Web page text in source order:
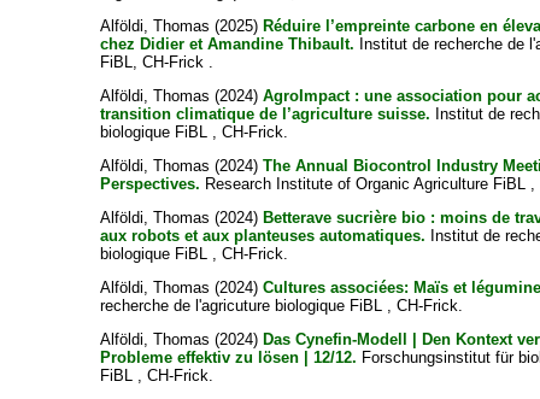
Alföldi, Thomas (2025) Réduire l’empreinte carbone en
chez Didier et Amandine Thibault. Institut de recherche de
FiBL, CH-Frick .
Alföldi, Thomas (2024)AgroImpact : une association pour
transition climatique de l’agriculture suisse. Institut de
biologique FiBL , CH-Frick.
Alföldi, Thomas (2024)The Annual Biocontrol Industry
Perspectives. Research Institute of Organic Agriculture FiBL
Alföldi, Thomas (2024) Betterave sucrière bio : moins de
aux robots et aux planteuses automatiques. Institut de
biologique FiBL , CH-Frick.
Alföldi, Thomas (2024)Cultures associées: Maïs et
recherche de l'agricuture biologique FiBL , CH-Frick.
Alföldi, Thomas (2024) Das Cynefin-Modell | Den Kontext
Probleme effektiv zu lösen | 12/12. Forschungsinstitut für
FiBL , CH-Frick.